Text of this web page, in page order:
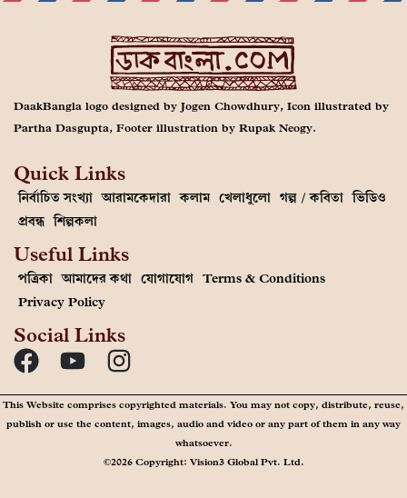
DaakBangla logo designed by Jogen Chowdhury, Icon illustrated by
Partha Dasgupta, Footer illustration by Rupak Neogy.
Quick Links
নির্বাচিত সংখ্যা আরামকেদারা কলাম খেলাধুলো গল্প / কবিতা ভিডিও
প্রবন্ধ শিল্পকলা
Useful Links
পত্রিকা আমাদের কথা যোগাযোগ Terms & Conditions
Privacy Policy
Social Links
This Website comprises copyrighted materials. You may not copy, distribute, reuse,
publish or use the content, images, audio and video or any part of them in any way
whatsoever.
©2026 Copyright: Vision3 Global Pvt. Ltd.